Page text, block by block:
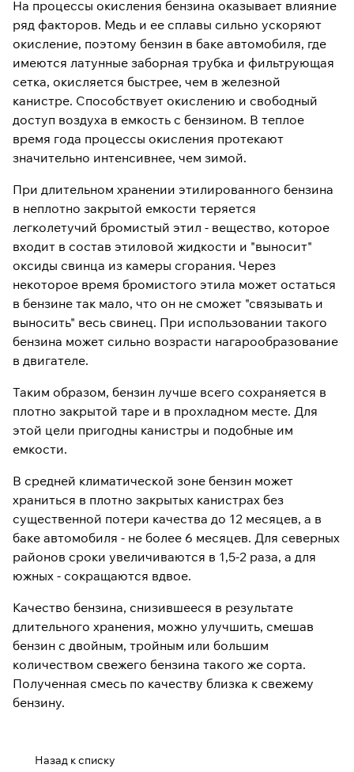
На процессы окисления бензина оказывает влияние
ряд факторов. Медь и ее сплавы сильно ускоряют
окисление, поэтому бензин в баке автомобиля, где
имеются латунные заборная трубка и фильтрующая
сетка, окисляется быстрее, чем в железной
канистре. Способствует окислению и свободный
доступ воздуха в емкость с бензином. В теплое
время года процессы окисления протекают
значительно интенсивнее, чем зимой.
При длительном хранении этилированного бензина
в неплотно закрытой емкости теряется
легколетучий бромистый этил - вещество, которое
входит в состав этиловой жидкости и "выносит"
оксиды свинца из камеры сгорания. Через
некоторое время бромистого этила может остаться
в бензине так мало, что он не сможет "связывать и
выносить" весь свинец. При использовании такого
бензина может сильно возрасти нагарообразование
в двигателе.
Таким образом, бензин лучше всего сохраняется в
плотно закрытой таре и в прохладном месте. Для
этой цели пригодны канистры и подобные им
емкости.
В средней климатической зоне бензин может
храниться в плотно закрытых канистрах без
существенной потери качества до 12 месяцев, а в
баке автомобиля - не более 6 месяцев. Для северных
районов сроки увеличиваются в 1,5-2 раза, а для
южных - сокращаются вдвое.
Качество бензина, снизившееся в результате
длительного хранения, можно улучшить, смешав
бензин с двойным, тройным или большим
количеством свежего бензина такого же сорта.
Полученная смесь по качеству близка к свежему
бензину.
Назад к списку